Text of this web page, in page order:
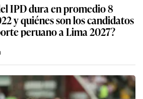
IPD dura en promedio 8
y quiénes son los candidatos
peruano a Lima 2027?